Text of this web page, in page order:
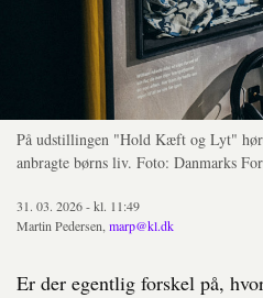
På udstillingen "Hold Kæft og Lyt"
anbragte børns liv. Foto: Danmarks
31. 03. 2026 - kl. 11:49
Martin Pedersen, marp@kl.dk
Er der egentlig forskel på,